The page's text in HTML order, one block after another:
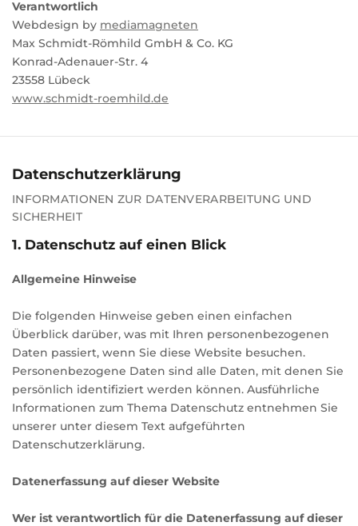
Verantwortlich
Webdesign by mediamagneten
Max Schmidt-Römhild GmbH & Co. KG
Konrad-Adenauer-Str. 4
23558 Lübeck
www.schmidt-roemhild.de
Datenschutzerklärung
INFORMATIONEN ZUR DATENVERARBEITUNG UND
SICHERHEIT
1. Datenschutz auf einen Blick
Allgemeine Hinweise
Die folgenden Hinweise geben einen einfachen
Überblick darüber, was mit Ihren personenbezogenen
Daten passiert, wenn Sie diese Website besuchen.
Personenbezogene Daten sind alle Daten, mit denen Sie
persönlich identifiziert werden können. Ausführliche
Informationen zum Thema Datenschutz entnehmen Sie
unserer unter diesem Text aufgeführten
Datenschutzerklärung.
Datenerfassung auf dieser Website
Wer ist verantwortlich für die Datenerfassung auf dieser